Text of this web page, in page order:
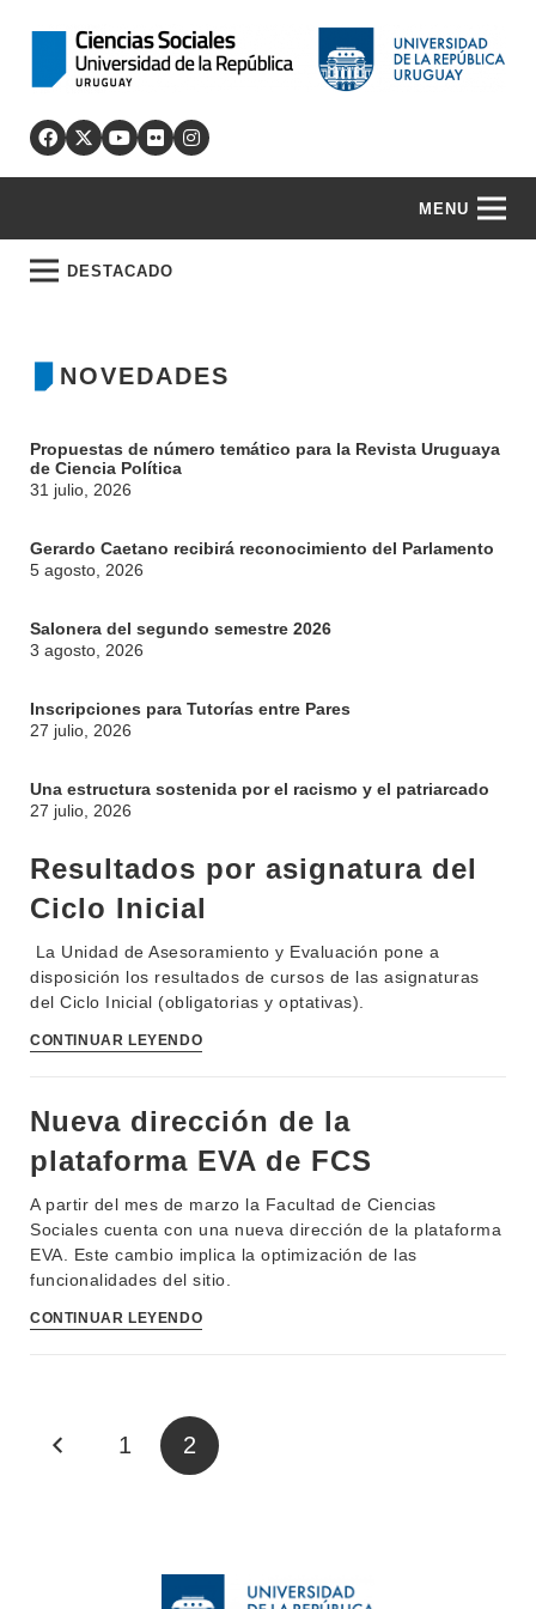
MENU
DEPARTAMENTOS
ENSEÑANZA
EXTENSIÓN
NOTICIAS
DESTACADO
BEDELÍA
OFERTA DE GRADO
EDUCACIÓN PERMANENTE
NOVEDADES
Propuestas de número temático para la Revista Uruguaya
de Ciencia Política
31 julio, 2026
Gerardo Caetano recibirá reconocimiento del Parlamento
5 agosto, 2026
Salonera del segundo semestre 2026
3 agosto, 2026
Inscripciones para Tutorías entre Pares
27 julio, 2026
Una estructura sostenida por el racismo y el patriarcado
27 julio, 2026
Resultados por asignatura del
Ciclo Inicial
La Unidad de Asesoramiento y Evaluación pone a
disposición los resultados de cursos de las asignaturas
del Ciclo Inicial (obligatorias y optativas).
CONTINUAR LEYENDO
Nueva dirección de la
plataforma EVA de FCS
A partir del mes de marzo la Facultad de Ciencias
Sociales cuenta con una nueva dirección de la plataforma
EVA. Este cambio implica la optimización de las
funcionalidades del sitio.
CONTINUAR LEYENDO
1 2